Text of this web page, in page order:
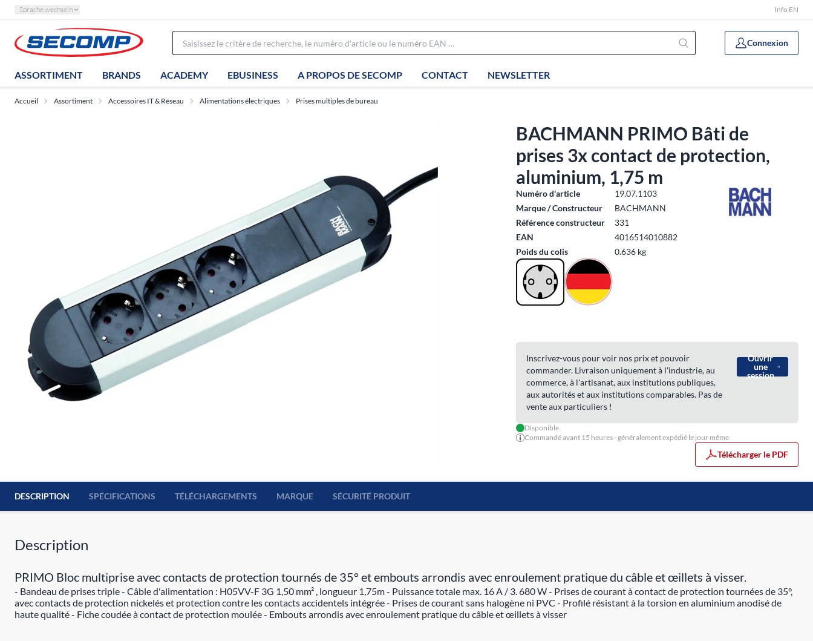
Sprache wechseln Info EN
Connexion
ASSORTIMENT BRANDS ACADEMY EBUSINESS A PROPOS DE SECOMP CONTACT NEWSLETTER
Accueil Assortiment Accessoires IT & Réseau Alimentations électriques Prises multiples de bureau
BACHMANN PRIMO Bâti de
prises 3x contact de protection,
aluminium, 1,75 m
Numéro d'article
19.07.1103
Marque / Constructeur
BACHMANN
Référence constructeur
331
EAN
4016514010882
Poids du colis
0.636 kg
Inscrivez-vous pour voir nos prix et pouvoir
commander. Livraison uniquement à l'industrie, au
commerce, à l'artisanat, aux institutions publiques,
aux autorités et aux institutions comparables. Pas de
vente aux particuliers !
Ouvrir
une
session
Disponible
Commandé avant 15 heures - généralement expédié le jour même
Télécharger le PDF
DESCRIPTION SPÉCIFICATIONS TÉLÉCHARGEMENTS MARQUE SÉCURITÉ PRODUIT
Description
PRIMO Bloc multiprise avec contacts de protection tournés de 35° et embouts arrondis avec enroulement pratique du câble et œillets à visser.
- Bandeau de prises triple - Câble d'alimentation : H05VV-F 3G 1,50 mm² , longueur 1,75m - Puissance totale max. 16 A / 3. 680 W - Prises de courant à contact de protection tournées de 35°,
avec contacts de protection nickelés et protection contre les contacts accidentels intégrée - Prises de courant sans halogène ni PVC - Profilé résistant à la torsion en aluminium anodisé de
haute qualité - Fiche coudée à contact de protection moulée - Embouts arrondis avec enroulement pratique du câble et œillets à visser